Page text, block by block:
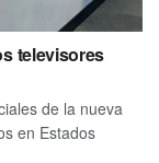
televisores
de la nueva
en Estados